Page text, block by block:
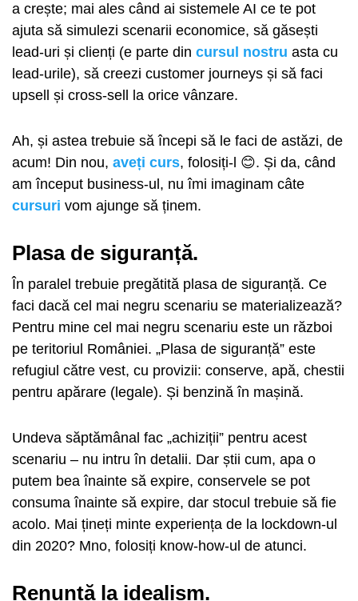
a crește; mai ales când ai sistemele AI ce te pot
ajuta să simulezi scenarii economice, să găsești
lead-uri și clienți (e parte din cursul nostru asta cu
lead-urile), să creezi customer journeys și să faci
upsell și cross-sell la orice vânzare.
Ah, și astea trebuie să începi să le faci de astăzi, de
acum! Din nou, aveți curs, folosiți-l 😊. Și da, când
am început business-ul, nu îmi imaginam câte
cursuri vom ajunge să ținem.
Plasa de siguranță.
În paralel trebuie pregătită plasa de siguranță. Ce
faci dacă cel mai negru scenariu se materializează?
Pentru mine cel mai negru scenariu este un război
pe teritoriul României. „Plasa de siguranță” este
refugiul către vest, cu provizii: conserve, apă, chestii
pentru apărare (legale). Și benzină în mașină.
Undeva săptămânal fac „achiziții” pentru acest
scenariu – nu intru în detalii. Dar știi cum, apa o
putem bea înainte să expire, conservele se pot
consuma înainte să expire, dar stocul trebuie să fie
acolo. Mai țineți minte experiența de la lockdown-ul
din 2020? Mno, folosiți know-how-ul de atunci.
Renunță la idealism.